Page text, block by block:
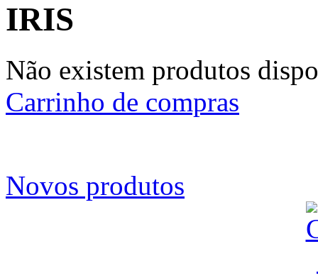
IRIS
Não existem produtos
Carrinho de compras
Novos produtos